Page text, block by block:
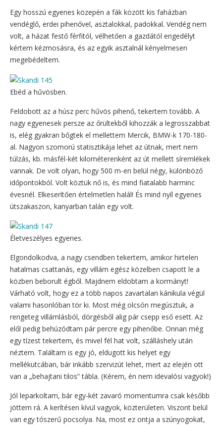
Egy hosszú egyenes közepén a fák között kis faházban
vendéglő, erdei pihenővel, asztalokkal, padokkal. Vendég nem
volt, a házat festő férfitól, vélhetően a gazdától engedélyt
kértem kézmosásra, és az egyik asztalnál kényelmesen
megebédeltem.
Ebéd a hűvösben.
Feldobott az a húsz perc hűvös pihenő, tekertem tovább. A
nagy egyenesek persze az őrültekből kihozzák a legrosszabbat
is, elég gyakran bőgtek el mellettem Mercik, BMW-k 170-180-
al. Nagyon szomorú statisztikája lehet az útnak, mert nem
túlzás, kb. másfél-két kilométerenként az út mellett síremlékek
vannak. De volt olyan, hogy 500 m-en belül négy, különböző
időpontokból. Volt köztük nő is, és mind fiatalabb harminc
évesnél. Elkeserítően értelmetlen halál! És mind nyíl egyenes
útszakaszon, kanyarban talán egy volt.
Életveszélyes egyenes.
Elgondolkodva, a nagy csendben tekertem, amikor hirtelen
hatalmas csattanás, egy villám egész közelben csapott le a
közben beborult égből. Majdnem eldobtam a kormányt!
Várható volt, hogy ez a több napos zavartalan kánikula végül
valami hasonlóban tör ki. Most még olcsón megúsztuk, a
rengeteg villámlásból, dörgésből alig pár csepp eső esett. Az
elől pedig behúzódtam pár percre egy pihenőbe. Onnan még
egy tízest tekertem, és mivel fél hat volt, szálláshely után
néztem. Találtam is egy jó, eldugott kis helyet egy
mellékutcában, bár inkább szervizút lehet, mert az elején ott
van a „behajtani tilos” tábla. (Kérem, én nem idevalósi vagyok!)
Jól leparkoltam, bár egy-két zavaró momentumra csak később
jöttem rá. A kerítésen kívül vagyok, közterületen. Viszont belül
van egy tószerű pocsolya. Na, most ez ontja a szúnyogokat,